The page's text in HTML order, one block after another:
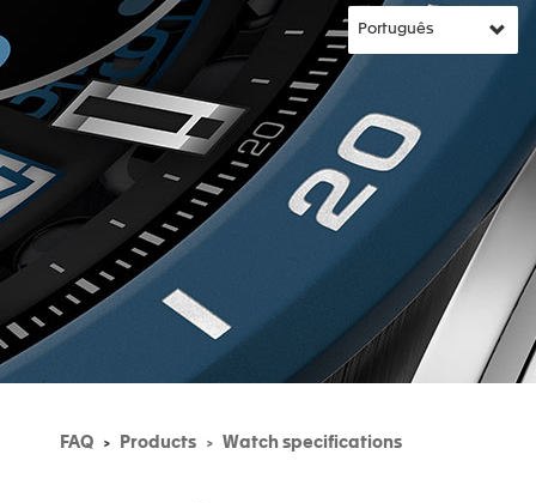
FAQ Products Watch specifications